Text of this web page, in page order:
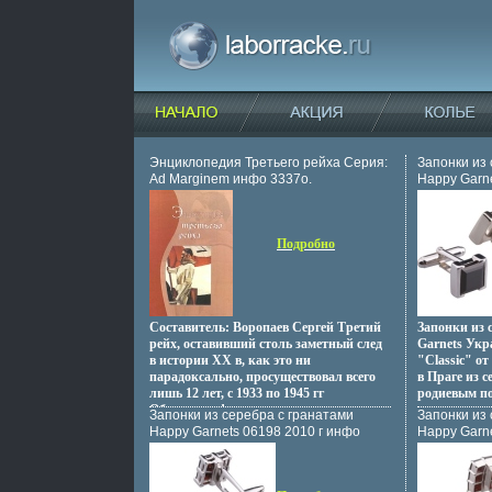
Энциклопедия Третьего рейха Серия:
Ad Marginem инфо 3337o.
Подробно
Составитель: Воропаев Сергей Третий
рейх, оставивший столь заметный след
в истории XX в, как это ни
парадоксально, просуществовал всего
лишь 12 лет, с 1933 по 1945 гг
Объяснять феномен нацизма
пыталиващзысь по - разному: от до
боли знакомых общественно -
исторических причин,
порожденныхобщим кризисом
Запонки из серебра с гранатами
Happy Garnets 06198 2010 г инфо
Запонки из
Happy
Запонки из
Garnets
"Classic" от
в Праге из
родиевым
что делает
вставок
чешские
Запонки из
Happy